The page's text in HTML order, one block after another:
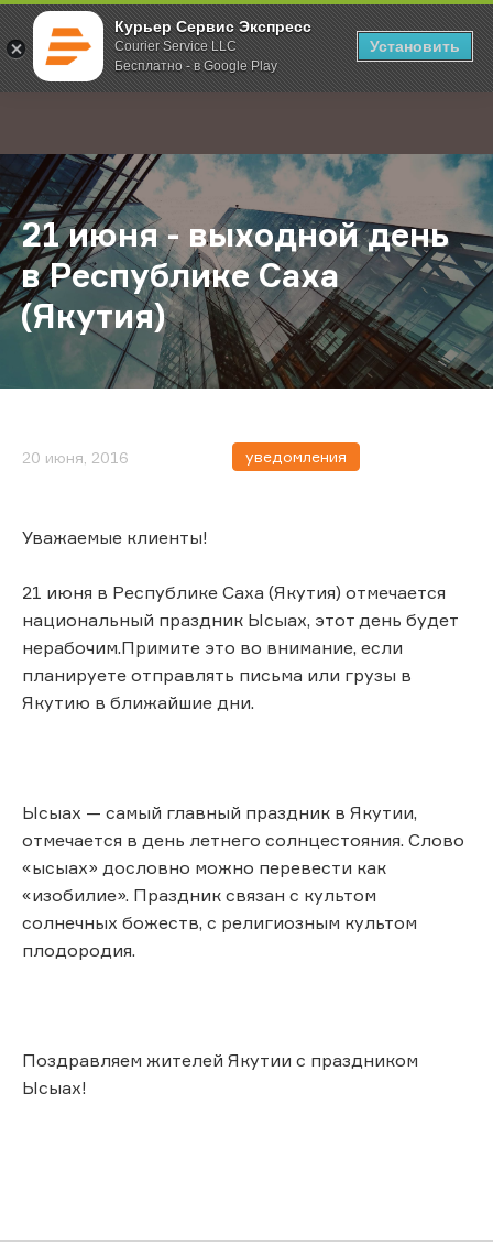
Курьер Сервис Экспресс
Courier Service LLC
Бесплатно - в Google Play
Установить
; Главная О компании Новости 21 июня - выходной день в
21 июня - выходной день
в Республике Саха
(Якутия)
20 июня, 2016 уведомления
Уважаемые клиенты!
21 июня в Республике Саха (Якутия) отмечается
национальный праздник Ысыах, этот день будет
нерабочим.Примите это во внимание, если
планируете отправлять письма или грузы ​в
Якутию в ближайшие дни.
Ысыах — самый главный праздник в Якутии,
отмечается в день летнего солнцестояния. Слово
«ысыах» дословно можно перевести как
«изобилие». Праздник связан с культом
солнечных божеств, с религиозным культом
плодородия.
Поздравляем жителей Якутии с праздником
Ысыах!